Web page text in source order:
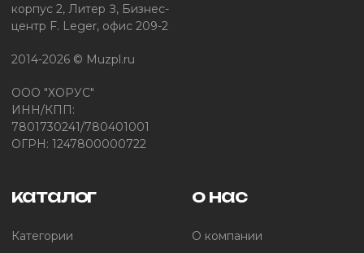
корпус 2, Литер З, Бизнес-
центр F. Leger, офис 209-2
2014-2026 © Muzpl.ru
ООО "ХОРУС"
ИНН/КПП:
7801730241/780401001
ОГРН: 1247800000722
каталог
Категории
о нас
О компании